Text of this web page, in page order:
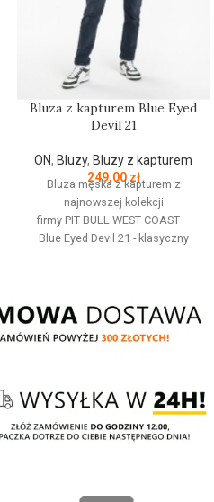
Bluza z kapturem Blue Eyed
Devil 21
ON, Bluzy, Bluzy z kapturem
249,00 zł
Bluza męska z kapturem z
najnowszej kolekcji
firmy PIT BULL WEST COAST –
Blue Eyed Devil 21 - klasyczny
wewnętrznej strony jest
szczotkowana i przyjemna w
dotyku - mocne żebrowane
pomocą szerokiego sznurka z
metalowym wykończeniem -
ściągacze rękawów posiadają